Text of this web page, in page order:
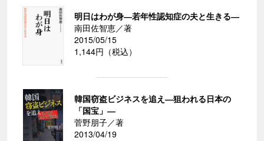
明日はわが身―若年性認知症の夫と生きる―
南田佐智恵／著
2015/05/15
1,144円（税込）
韓国窃盗ビジネスを追え―狙われる日本の
「国宝」―
菅野朋子／著
2013/04/19